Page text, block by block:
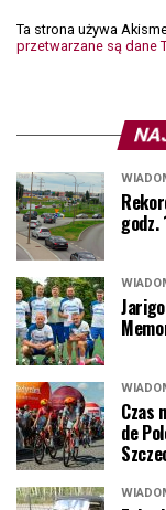
Ta strona używa
przetwarzane są dane
godz.
Czas
de